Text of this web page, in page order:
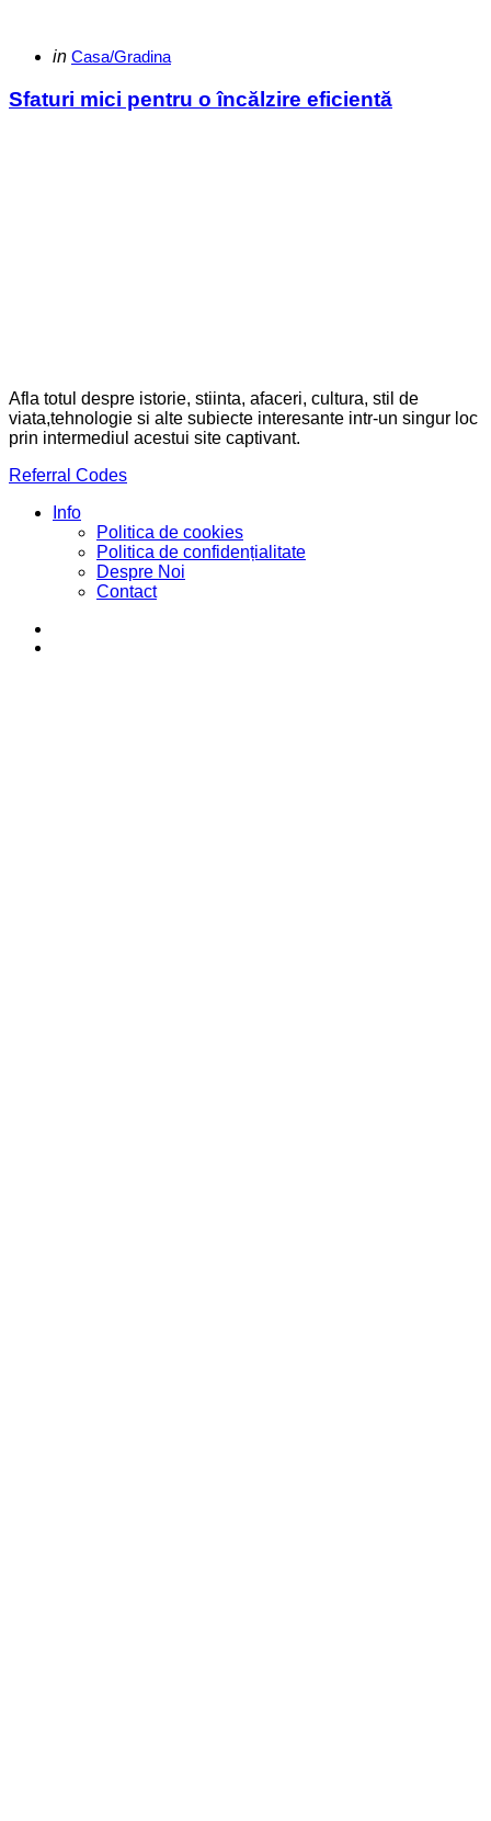
Categories
Posted
in Casa/Gradina
Sfaturi mici pentru o încălzire eficientă
Afla totul despre istorie, stiinta, afaceri, cultura, stil de
viata,tehnologie si alte subiecte interesante intr-un singur loc
prin intermediul acestui site captivant.
Referral Codes
Info
Politica de cookies
Politica de confidențialitate
Despre Noi
Contact